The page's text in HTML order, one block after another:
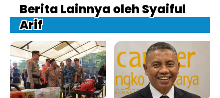
Berita Lainnya oleh Syaiful
Arif